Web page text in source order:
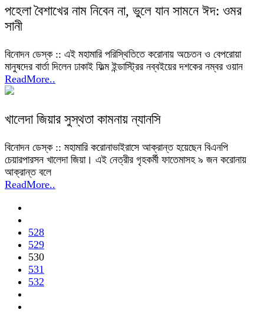
পহেলা বৈশাখের নাম নিবেন না, ভুলে যান সামনে ঈদ: ওমর
সানী
বিনোদন ডেস্ক :: এই মহামারি পরিস্থিতিতে করোনায় অচেতন ও বেপরোয়া
মানুষদের বার্তা দিলেন ঢাকাই ফিল্ম ইন্ডাস্ট্রির নব্বইয়ের দশকের নম্বর ওয়ান
ReadMore..
খালেদা জিয়ার সুস্থতা কামনায় ন্যানসি
বিনোদন ডেস্ক :: মহামারি করোনাভাইরাসে আক্রান্ত হয়েছেন বিএনপি
চেয়ারপারসন খালেদা জিয়া। এই নেত্রীর গৃহকর্মী ফাতেমাসহ ৯ জন করোনায়
আক্রান্ত বলে
ReadMore..
528
529
530
531
532